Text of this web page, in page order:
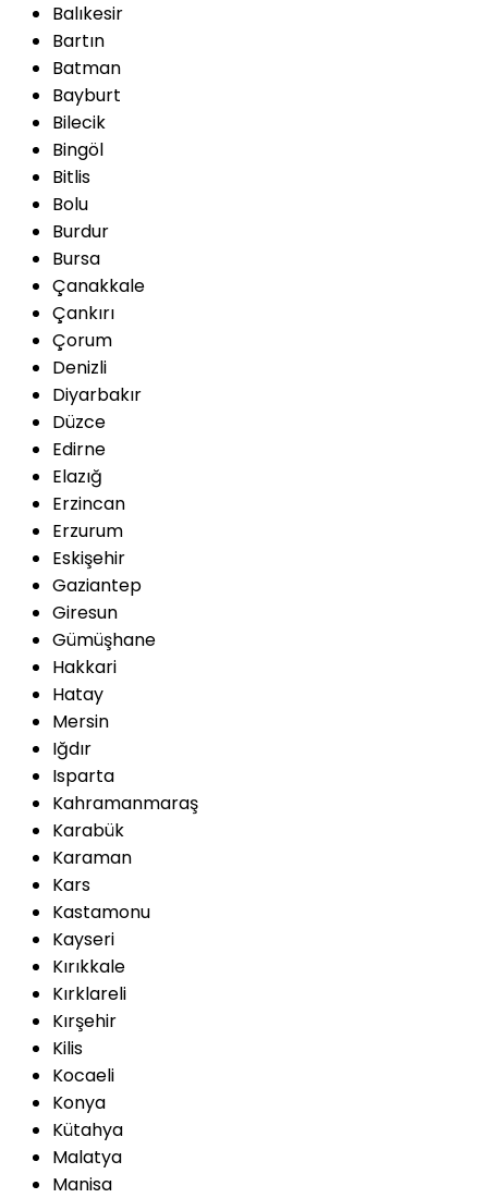
Balıkesir
Bartın
Batman
Bayburt
Bilecik
Bingöl
Bitlis
Bolu
Burdur
Bursa
Çanakkale
Çankırı
Çorum
Denizli
Diyarbakır
Düzce
Edirne
Elazığ
Erzincan
Erzurum
Eskişehir
Gaziantep
Giresun
Gümüşhane
Hakkari
Hatay
Mersin
Iğdır
Isparta
Kahramanmaraş
Karabük
Karaman
Kars
Kastamonu
Kayseri
Kırıkkale
Kırklareli
Kırşehir
Kilis
Kocaeli
Konya
Kütahya
Malatya
Manisa